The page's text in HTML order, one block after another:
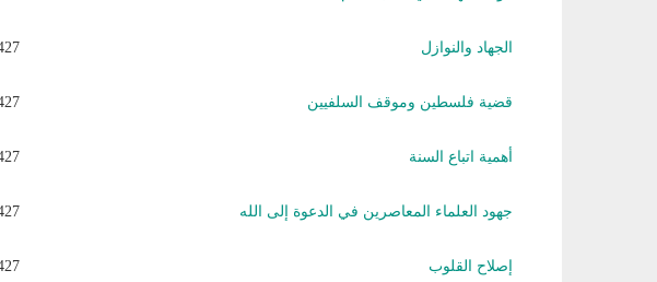
الجهاد والنوازل
قضية فلسطين وموقف السلفيين
أهمية اتباع السنة
جهود العلماء المعاصرين في الدعوة إلى الله
إصلاح القلوب